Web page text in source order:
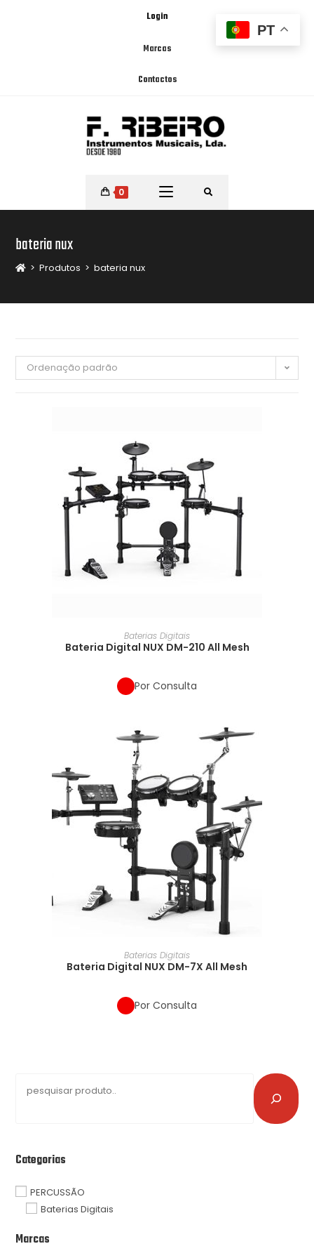
Login
Marcas
Contactos
0
bateria nux
> Produtos > bateria nux
Ordenação padrão
Baterias Digitais
Bateria Digital NUX DM-210 All Mesh
Por Consulta
Baterias Digitais
Bateria Digital NUX DM-7X All Mesh
Por Consulta
Categorias
PERCUSSÃO
Baterias Digitais
Marcas
PT